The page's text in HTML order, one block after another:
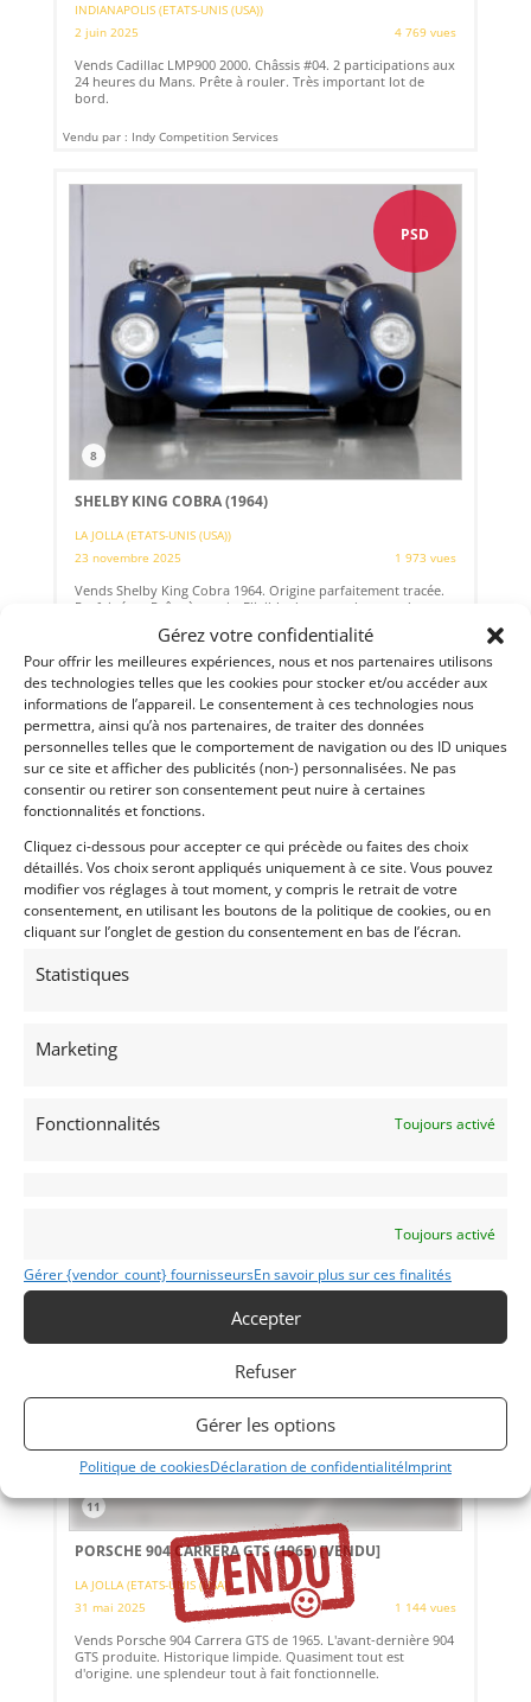
Gérez votre confidentialité
Pour offrir les meilleures expériences, nous et nos partenaires utilisons
des technologies telles que les cookies pour stocker et/ou accéder aux
informations de l’appareil. Le consentement à ces technologies nous
permettra, ainsi qu’à nos partenaires, de traiter des données
personnelles telles que le comportement de navigation ou des ID uniques
sur ce site et afficher des publicités (non-) personnalisées. Ne pas
consentir ou retirer son consentement peut nuire à certaines
fonctionnalités et fonctions.
Cliquez ci-dessous pour accepter ce qui précède ou faites des choix
détaillés. Vos choix seront appliqués uniquement à ce site. Vous pouvez
modifier vos réglages à tout moment, y compris le retrait de votre
consentement, en utilisant les boutons de la politique de cookies, ou en
cliquant sur l’onglet de gestion du consentement en bas de l’écran.
Statistiques
Marketing
Fonctionnalités Toujours activé
Toujours activé
Gérer {vendor_count} fournisseursEn savoir plus sur ces finalités
Accepter
Refuser
Gérer les options
Politique de cookiesDéclaration de confidentialitéImprint
INDIANAPOLIS (ETATS-UNIS (USA))
2 juin 2025
4 769 vues
Vends Cadillac LMP900 2000. Châssis #04. 2 participations aux
24 heures du Mans. Prête à rouler. Très important lot de
bord.
Vendu par : Indy Competition Services
PSD
8
SHELBY KING COBRA (1964)
LA JOLLA (ETATS-UNIS (USA))
23 novembre 2025
1 973 vues
Vends Shelby King Cobra 1964. Origine parfaitement tracée.
Parfait état. Prête à courir. Eligible dans tous les grands
Vendu par : Grand Prix Classics
PSD
40
SCHOTEN (BELGIQUE)
Vends ASTON MARTIN AMR 1993 Arceaux, Baquet FIA, Coupe
circuit, Extincteur, Passeport technique FFSA, Passeport
11
PORSCHE 904 CARRERA GTS (1965)[VENDU]
LA JOLLA (ETATS-UNIS (USA))
31 mai 2025
1 144 vues
Vends Porsche 904 Carrera GTS de 1965. L'avant-dernière 904
GTS produite. Historique limpide. Quasiment tout est
d'origine. une splendeur tout à fait fonctionnelle.